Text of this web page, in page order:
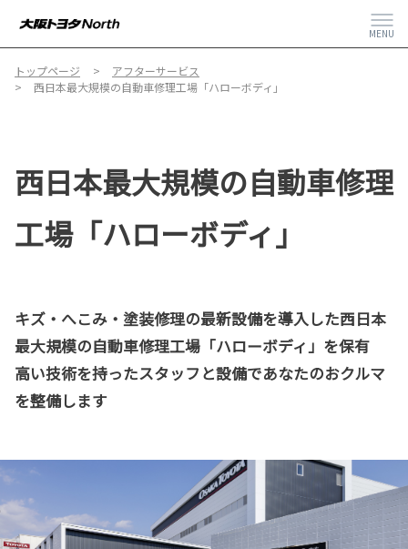
MENU
トップページ
アフターサービス
西日本最大規模の自動車修理工場「ハローボディ」
西日本最大規模の自動車修理
工場「ハローボディ」
キズ・へこみ・塗装修理の最新設備を導入した西日本
最大規模の自動車修理工場「ハローボディ」を保有
高い技術を持ったスタッフと設備であなたのおクルマ
を整備します